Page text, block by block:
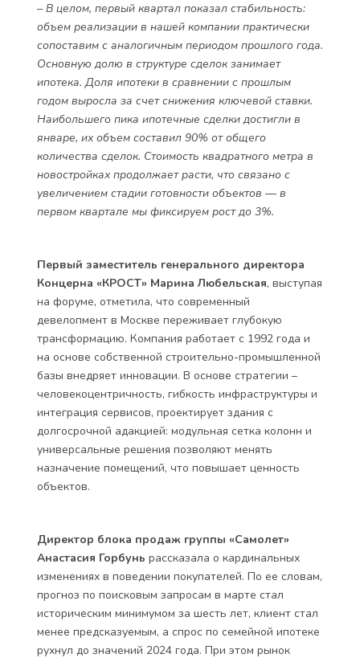
– В целом, первый квартал показал стабильность:
объем реализации в нашей компании практически
сопоставим с аналогичным периодом прошлого года.
Основную долю в структуре сделок занимает
ипотека. Доля ипотеки в сравнении с прошлым
годом выросла за счет снижения ключевой ставки.
Наибольшего пика ипотечные сделки достигли в
январе, их объем составил 90% от общего
количества сделок. Стоимость квадратного метра в
новостройках продолжает расти, что связано с
увеличением стадии готовности объектов — в
первом квартале мы фиксируем рост до 3%.
Первый заместитель генерального директора
Концерна «КРОСТ» Марина Любельская, выступая
на форуме, отметила, что современный
девелопмент в Москве переживает глубокую
трансформацию. Компания работает с 1992 года и
на основе собственной строительно-промышленной
базы внедряет инновации. В основе стратегии –
человекоцентричность, гибкость инфраструктуры и
интеграция сервисов, проектирует здания с
долгосрочной адакцией: модульная сетка колонн и
универсальные решения позволяют менять
назначение помещений, что повышает ценность
объектов.
Директор блока продаж группы «Самолет»
Анастасия Горбунь рассказала о кардинальных
изменениях в поведении покупателей. По ее словам,
прогноз по поисковым запросам в марте стал
историческим минимумом за шесть лет, клиент стал
менее предсказуемым, а спрос по семейной ипотеке
рухнул до значений 2024 года. При этом рынок